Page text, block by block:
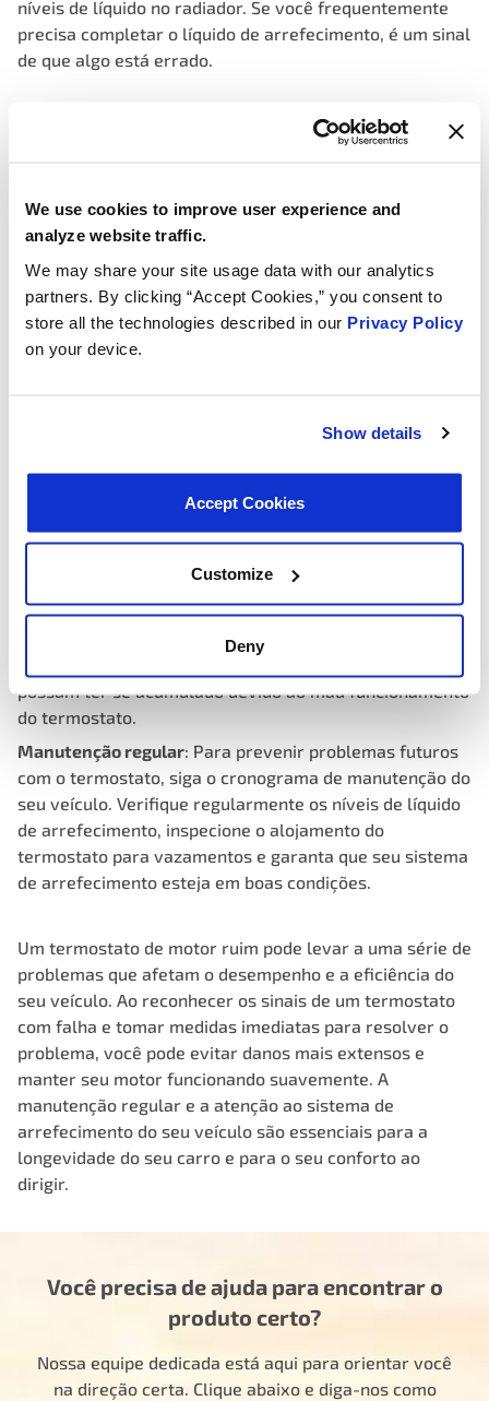
We use cookies to improve user experience and
analyze website traffic.
We may share your site usage data with our analytics
partners. By clicking “Accept Cookies,” you consent to
store all the technologies described in our Privacy Policy
on your device.
Show details
Accept Cookies
Customize
Deny
níveis de líquido no radiador. Se você frequentemente
precisa completar o líquido de arrefecimento, é um sinal
de que algo está errado.
Como consertar um termostato de motor
Verificação diagnóstica: Antes de começar a substituir
peças, é essencial confirmar que o termostato é
profissional, geralmente envolvendo uma ferramenta
de escaneamento, pode ajudar a identificar o problema.
Esta etapa é crucial para evitar reparos desnecessários.
arrefecimento, remova o alojamento e substitua
cuidadosamente o termostato. Certifique-se de seguir
as diretrizes do fabricante e usar o termostato correto
para o seu veículo.
Limpeza do sistema de arrefecimento
substituição do termostato, considere realizar uma
limpeza do sistema de arrefecimento. Isso ajuda a
possam ter se acumulado devido ao mau funcionamento
do termostato.
Manutenção regular: Para prevenir problemas futuros
com o termostato, siga o cronograma de manutenção do
seu veículo. Verifique regularmente os níveis de líquido
de arrefecimento, inspecione o alojamento do
termostato para vazamentos e garanta que seu sistema
de arrefecimento esteja em boas condições.
Um termostato de motor ruim pode levar a uma série de
problemas que afetam o desempenho e a eficiência do
seu veículo. Ao reconhecer os sinais de um termostato
com falha e tomar medidas imediatas para resolver o
problema, você pode evitar danos mais extensos e
manter seu motor funcionando suavemente. A
manutenção regular e a atenção ao sistema de
arrefecimento do seu veículo são essenciais para a
longevidade do seu carro e para o seu conforto ao
dirigir.
Você precisa de ajuda para encontrar o
produto certo?
Nossa equipe dedicada está aqui para orientar você
na direção certa. Clique abaixo e diga-nos como